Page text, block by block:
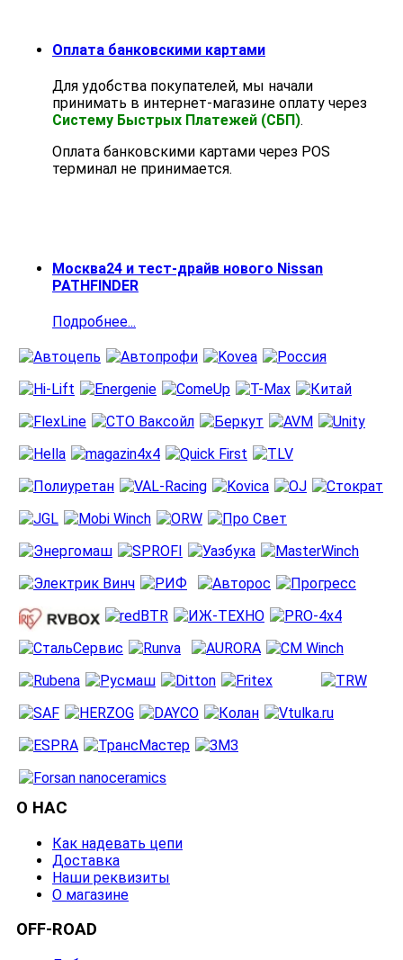
Оплата банковскими картами
Для удобства покупателей, мы начали
принимать в интернет-магазине оплату через
Систему Быстрых Платежей (СБП).
Оплата банковскими картами через POS
терминал не принимается.
Москва24 и тест-драйв нового Nissan
PATHFINDER
Подробнее...
О НАС
Как надевать цепи
Доставка
Наши реквизиты
О магазине
OFF-ROAD